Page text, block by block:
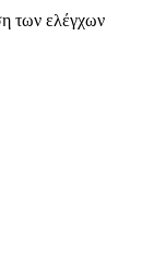
των ελέγχων